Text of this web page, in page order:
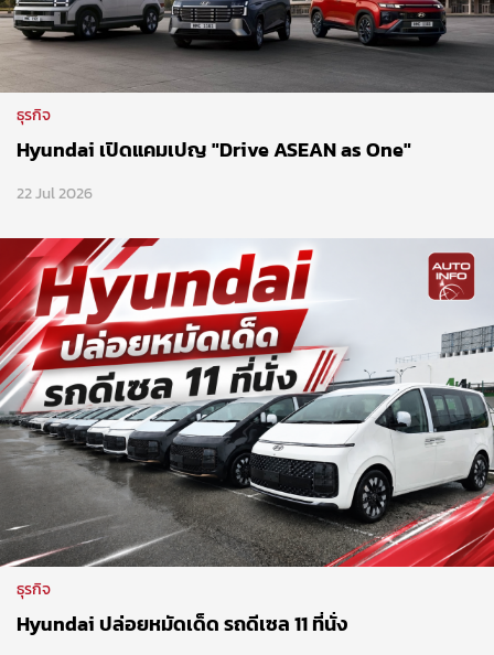
ธุรกิจ
Hyundai เปิดแคมเปญ "Drive ASEAN as One"
22 Jul 2026
ธุรกิจ
Hyundai ปล่อยหมัดเด็ด รถดีเซล 11 ที่นั่ง